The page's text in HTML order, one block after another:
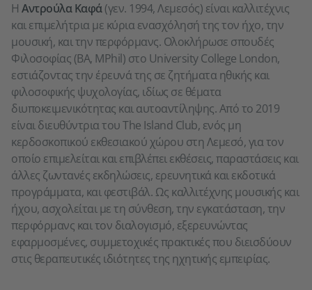
Η Αντρούλα Καφά(γεν. 1994, Λεμεσός) είναι καλλιτέχνις
και επιμελήτρια με κύρια ενασχόλησή της τον ήχο, την
μουσική, και την περφόρμανς. Ολοκλήρωσε σπουδές
Φιλοσοφίας (BA, MPhil) στο University College London,
εστιάζοντας την έρευνά της σε ζητήματα ηθικής και
φιλοσοφικής ψυχολογίας, ιδίως σε θέματα
διυποκειμενικότητας και αυτοαντίληψης. Από το 2019
είναι διευθύντρια του The Island Club, ενός μη
κερδοσκοπικού εκθεσιακού χώρου στη Λεμεσό, για τον
οποίο επιμελείται και επιβλέπει εκθέσεις, παραστάσεις και
άλλες ζωντανές εκδηλώσεις, ερευνητικά και εκδοτικά
προγράμματα, και φεστιβάλ. Ως καλλιτέχνης μουσικής και
ήχου, ασχολείται με τη σύνθεση, την εγκατάσταση, την
περφόρμανς και τον διαλογισμό, εξερευνώντας
εφαρμοσμένες, συμμετοχικές πρακτικές που διεισδύουν
στις θεραπευτικές ιδιότητες της ηχητικής εμπειρίας.